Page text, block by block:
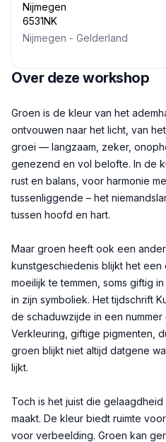
Nijmegen
6531NK
Nijmegen - Gelderland
Over deze workshop
Beschrijving
Groen is de kleur van het
ontvouwen naar het licht, van
groei — langzaam, zeker,
genezend en vol belofte. In de
rust en balans, voor harmonie
tussenliggende – het
tussen hoofd en hart.
Maar groen heeft ook een
kunstgeschiedenis blijkt het een
moeilijk te temmen, soms giftig
in zijn symboliek. Het tijdschrift
de schaduwzijde in een
Verkleuring, giftige pigmenten,
groen blijkt niet altijd datgene
lijkt.
Toch is het juist die
maakt. De kleur biedt ruimte
voor verbeelding. Groen kan